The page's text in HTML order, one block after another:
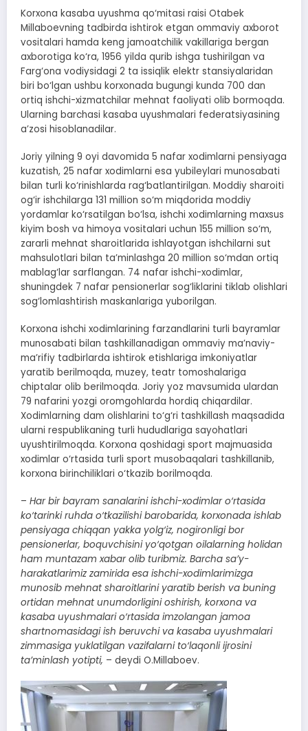
Korxona kasaba uyushma qo‘mitasi raisi Otabek
Millaboevning tadbirda ishtirok etgan ommaviy axborot
vositalari hamda keng jamoatchilik vakillariga bergan
axborotiga ko‘ra, 1956 yilda qurib ishga tushirilgan va
Farg‘ona vodiysidagi 2 ta issiqlik elektr stansiyalaridan
biri bo‘lgan ushbu korxonada bugungi kunda 700 dan
ortiq ishchi-xizmatchilar mehnat faoliyati olib bormoqda.
Ularning barchasi kasaba uyushmalari federatsiyasining
a’zosi hisoblanadilar.
Joriy yilning 9 oyi davomida 5 nafar xodimlarni pensiyaga
kuzatish, 25 nafar xodimlarni esa yubileylari munosabati
bilan turli ko‘rinishlarda rag‘batlantirilgan. Moddiy sharoiti
og‘ir ishchilarga 131 million so‘m miqdorida moddiy
yordamlar ko‘rsatilgan bo‘lsa, ishchi xodimlarning maxsus
kiyim bosh va himoya vositalari uchun 155 million so‘m,
zararli mehnat sharoitlarida ishlayotgan ishchilarni sut
mahsulotlari bilan ta’minlashga 20 million so‘mdan ortiq
mablag‘lar sarflangan. 74 nafar ishchi-xodimlar,
shuningdek 7 nafar pensionerlar sog‘liklarini tiklab olishlari
sog‘lomlashtirish maskanlariga yuborilgan.
Korxona ishchi xodimlarining farzandlarini turli bayramlar
munosabati bilan tashkillanadigan ommaviy ma’naviy-
ma’rifiy tadbirlarda ishtirok etishlariga imkoniyatlar
yaratib berilmoqda, muzey, teatr tomoshalariga
chiptalar olib berilmoqda. Joriy yoz mavsumida ulardan
79 nafarini yozgi oromgohlarda hordiq chiqardilar.
Xodimlarning dam olishlarini to‘g‘ri tashkillash maqsadida
ularni respublikaning turli hududlariga sayohatlari
uyushtirilmoqda. Korxona qoshidagi sport majmuasida
xodimlar o‘rtasida turli sport musobaqalari tashkillanib,
korxona birinchiliklari o‘tkazib borilmoqda.
– Har bir bayram sanalarini ishchi-xodimlar o‘rtasida
ko‘tarinki ruhda o‘tkazilishi barobarida, korxonada ishlab
pensiyaga chiqqan yakka yolg‘iz, nogironligi bor
pensionerlar, boquvchisini yo‘qotgan oilalarning holidan
ham muntazam xabar olib turibmiz. Barcha sa’y-
harakatlarimiz zamirida esa ishchi-xodimlarimizga
munosib mehnat sharoitlarini yaratib berish va buning
ortidan mehnat unumdorligini oshirish, korxona va
kasaba uyushmalari o‘rtasida imzolangan jamoa
shartnomasidagi ish beruvchi va kasaba uyushmalari
zimmasiga yuklatilgan vazifalarni to‘laqonli ijrosini
ta’minlash yotipti, – deydi O.Millaboev.